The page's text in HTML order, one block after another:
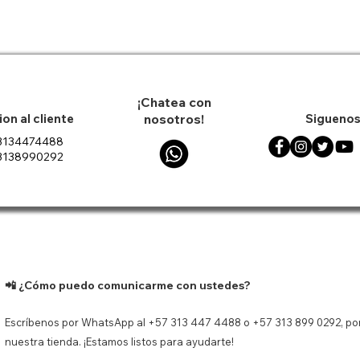
de oferta
80.333
1500 ml
Precio
$
al cliente
¡Chatea con
nosotros!
📲 ¿Cómo puedo comunicarme con ustedes?
Escríbenos por WhatsApp al +57 313 447 4488 o +57 313 899 0292,
nuestra tienda. ¡Estamos listos para ayudarte!